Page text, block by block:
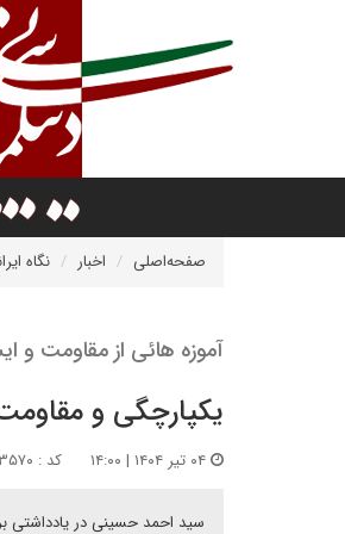
صفحه‌اصلی اخبار نگاه
آموزه هائی از مقاومت و
یکپارچگی و
کد : ۲۰۳۳۵۷۰
سید احمد حسینی در یادداشتی